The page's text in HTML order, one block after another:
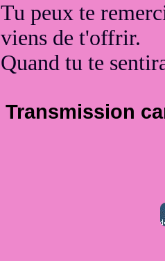
Tu peux te
viens de t'offrir.
Quand tu te
Transmission